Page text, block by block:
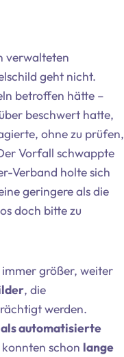
verwalteten
geht nicht.
betroffen hätte –
beschwert hatte,
ohne zu prüfen,
Vorfall schwappte
Verband holte sich
geringere als die
doch bitte zu
größer, weiter
, die
werden.
automatisierte
schon lange